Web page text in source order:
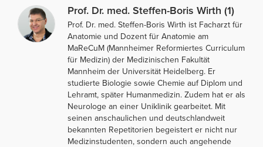
Prof. Dr. med. Steffen-Boris Wirth (1)
Prof. Dr. med. Steffen-Boris Wirth ist Facharzt für
Anatomie und Dozent für Anatomie am
MaReCuM (Mannheimer Reformiertes Curriculum
für Medizin) der Medizinischen Fakultät
Mannheim der Universität Heidelberg. Er
studierte Biologie sowie Chemie auf Diplom und
Lehramt, später Humanmedizin. Zudem hat er als
Neurologe an einer Uniklinik gearbeitet. Mit
seinen anschaulichen und deutschlandweit
bekannten Repetitorien begeistert er nicht nur
Medizinstudenten, sondern auch angehende